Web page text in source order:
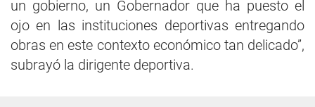
un gobierno, un Gobernador que ha puesto el
ojo en las instituciones deportivas entregando
obras en este contexto económico tan delicado”,
subrayó la dirigente deportiva.